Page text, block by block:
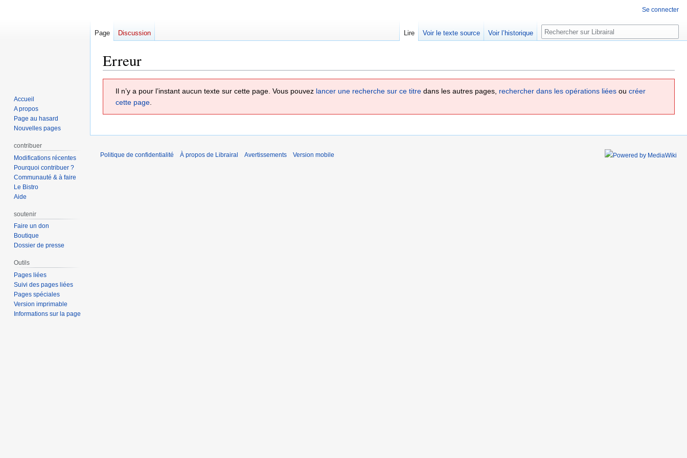
Erreur
Il n’y a pour l’instant aucun texte sur cette page. Vous pouvez lancer une recherche sur ce titre dans les autres pages, rechercher dans les opérations liées ou créer
cette page.
Se connecter
Page Discussion Lire Voir le texte source Voir l’historique Rechercher
Accueil
A propos
Page au hasard
Nouvelles pages
contribuer
Modifications récentes
Pourquoi contribuer ?
Communauté & à faire
Le Bistro
Aide
soutenir
Faire un don
Boutique
Dossier de presse
Outils
Pages liées
Suivi des pages liées
Pages spéciales
Version imprimable
Informations sur la page
Politique de confidentialité À propos de Librairal Avertissements Version mobile